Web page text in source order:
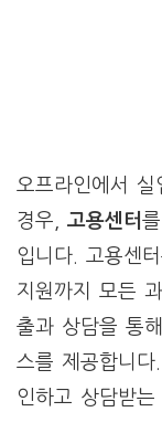
오프라인에서
경우, 고용센터
입니다. 고용센
지원까지 모든
출과 상담을 통
스를 제공합니
인하고 상담받는